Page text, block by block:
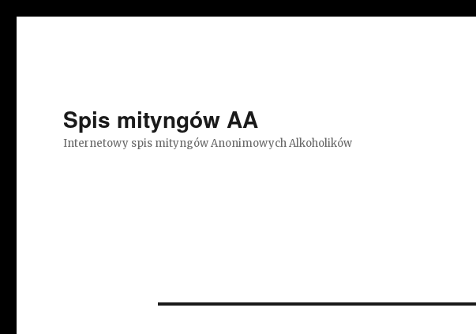
Spis mityngów AA
Internetowy spis mityngów Anonimowych Alkoholików